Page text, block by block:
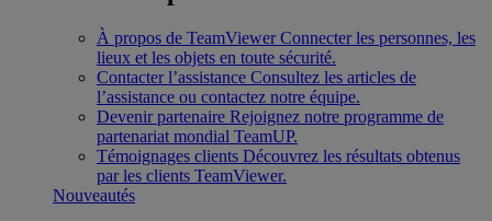
À propos de TeamViewer Connecter les personnes, les
lieux et les objets en toute sécurité.
Contacter l’assistance Consultez les articles de
l’assistance ou contactez notre équipe.
Devenir partenaire Rejoignez notre programme de
partenariat mondial TeamUP.
Témoignages clients Découvrez les résultats obtenus
par les clients TeamViewer.
Nouveautés